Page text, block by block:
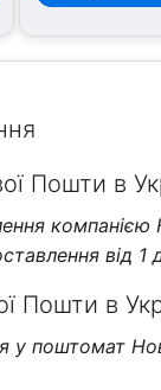
Пошти в
компанією
від 1
Пошти в
у поштомат